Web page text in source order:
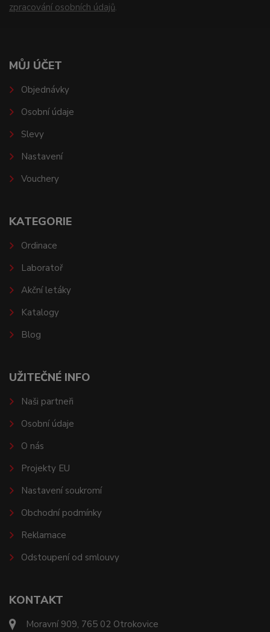
zpracování osobních údajů.
KONTAKT
Moravní 909, 765 02 Otrokovice
MŮJ ÚČET
Objednávky
Osobní údaje
Slevy
Nastavení
Vouchery
KATEGORIE
Ordinace
Laboratoř
Akční letáky
Katalogy
Blog
UŽITEČNÉ INFO
Naši partneři
Osobní údaje
O nás
Projekty EU
Nastavení soukromí
Obchodní podmínky
Reklamace
Odstoupení od smlouvy